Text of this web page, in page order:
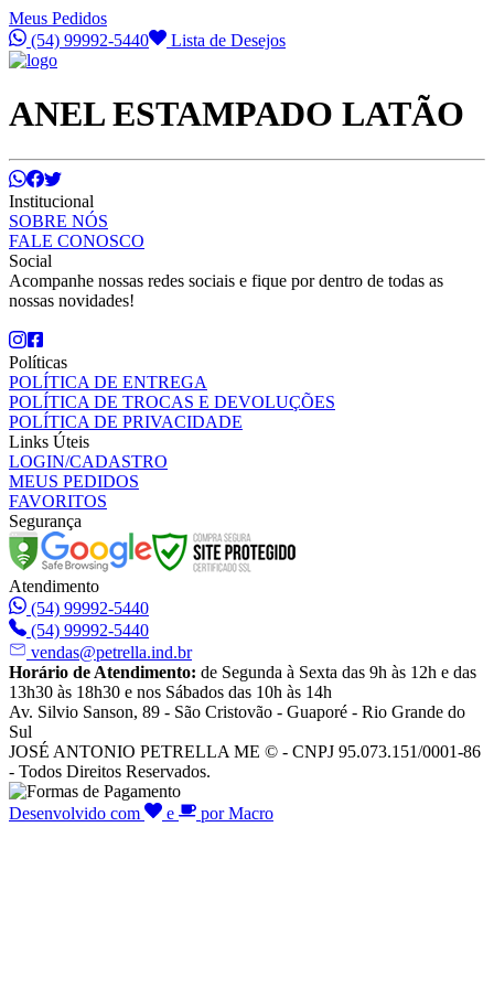
Meus Pedidos
(54) 99992-5440
Lista de Desejos
ANEL ESTAMPADO LATÃO
Institucional
SOBRE NÓS
FALE CONOSCO
Social
Acompanhe nossas redes sociais e fique por dentro de todas as
nossas novidades!
Políticas
POLÍTICA DE ENTREGA
POLÍTICA DE TROCAS E DEVOLUÇÕES
POLÍTICA DE PRIVACIDADE
Links Úteis
LOGIN/CADASTRO
MEUS PEDIDOS
FAVORITOS
Segurança
Atendimento
(54) 99992-5440
(54) 99992-5440
vendas@petrella.ind.br
Horário de Atendimento: de Segunda à Sexta das 9h às 12h e das
13h30 às 18h30 e nos Sábados das 10h às 14h
Av. Silvio Sanson, 89 - São Cristovão - Guaporé - Rio Grande do
Sul
JOSÉ ANTONIO PETRELLA ME © - CNPJ 95.073.151/0001-86
- Todos Direitos Reservados.
Desenvolvido com e por Macro